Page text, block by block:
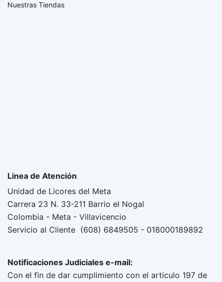
Nuestras Tiendas
Linea de Atención
Unidad de Licores del Meta
Carrera 23 N. 33-211 Barrio el Nogal
Colombia - Meta - Villavicencio
Servicio al Cliente (608) 6849505 - 018000189892
Notificaciones Judiciales e-mail:
Con el fin de dar cumplimiento con el articulo 197 de